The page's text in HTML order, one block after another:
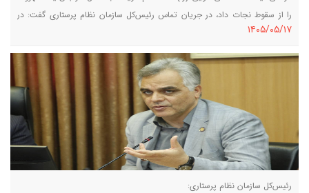
را از سقوط نجات داد، در جریان تماس رئیس‌کل سازمان نظام پرستاری گفت: در
لحظه وقوع حادثه تنها فرصت اقدام وجود داشت و فرصت فکر کردن نبود.
١٤٠٥/٠٥/١٧
رئیس‌کل سازمان نظام پرستاری: